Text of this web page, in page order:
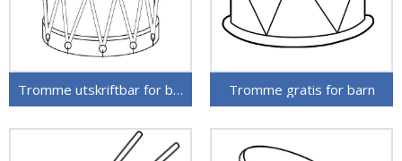
Tromme utskriftbar for barn Tromme gratis for barn